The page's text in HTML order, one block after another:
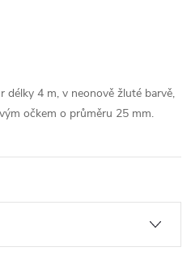
délky 4 m, v neonově žluté barvě,
očkem o průměru 25 mm.